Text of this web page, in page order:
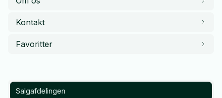
Kontakt
Favoritter
Salgafdelingen